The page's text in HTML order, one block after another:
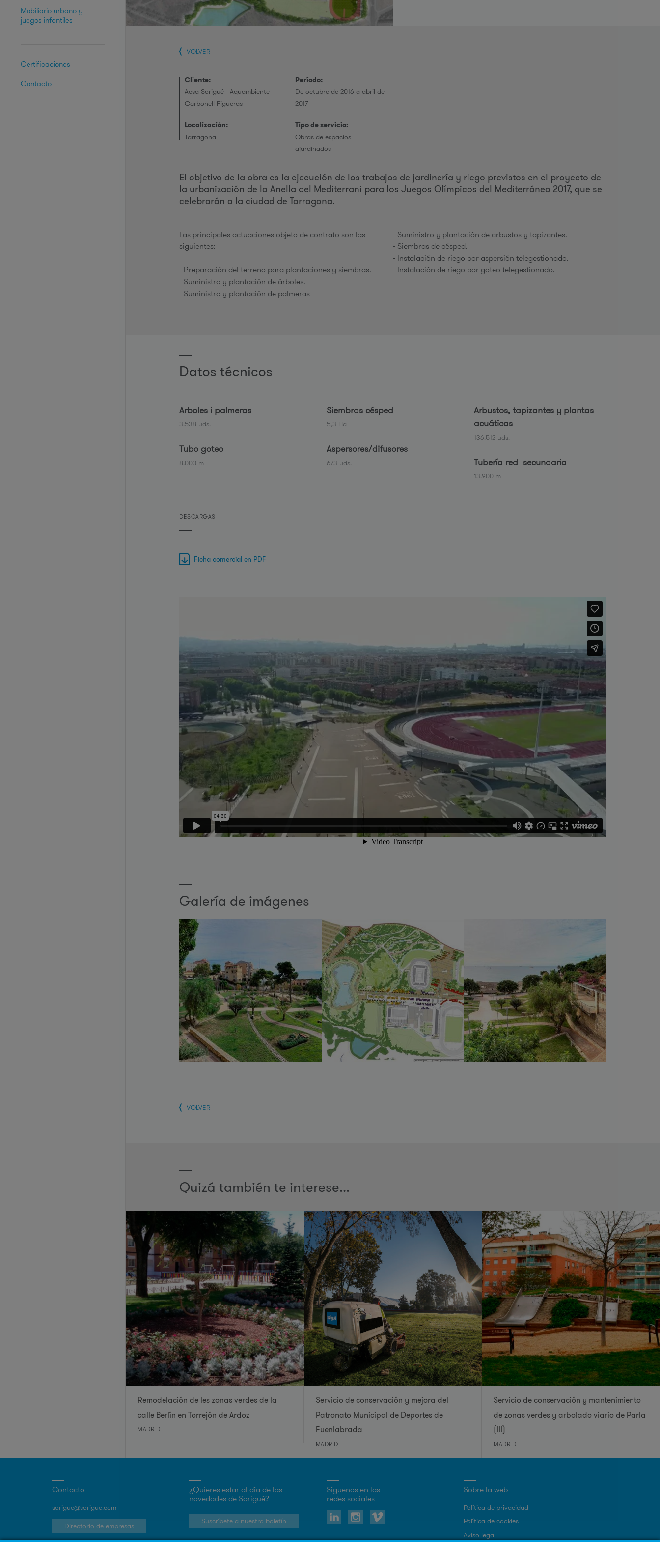
s
u
e
d
VOLVER
Cliente:
Acsa Sorigué - Aquambiente -
Carbonell Figueras
Localización:
Tarragona
Período:
De octubre de 2016 a abril de
2017
Tipo de servicio:
Obras de espacios
ajardinados
El objetivo de la obra es la ejecución de los trabajos de jardinería y riego previstos en el proyecto de
la urbanización de la Anella del Mediterrani para los Juegos Olímpicos del Mediterráneo 2017, que se
celebrarán a la ciudad de Tarragona.
Las principales actuaciones objeto de contrato son las
siguientes:
- Preparación del terreno para plantaciones y siembras.
- Suministro y plantación de árboles.
- Suministro y plantación de palmeras
- Suministro y plantación de arbustos y tapizantes.
- Siembras de césped.
- Instalación de riego por aspersión telegestionado.
- Instalación de riego por goteo telegestionado.
Datos técnicos
Arboles i palmeras
3.538 uds.
Tubo goteo
8.000 m
Siembras césped
5,3 Ha
Aspersores/difusores
673 uds.
Arbustos, tapizantes y plantas
acuáticas
136.512 uds.
Tubería red secundaria
13.900 m
DESCARGAS
Ficha comercial en PDF
Galería de imágenes
VOLVER
Quizá también te interese...
Remodelación de les zonas verdes de la
calle Berlín en Torrejón de Ardoz
MADRID
Servicio de conservación y mejora del
Patronato Municipal de Deportes de
Fuenlabrada
MADRID
Servicio de conservación y mantenimiento
de zonas verdes y arbolado viario de Parla
(III)
MADRID
Mobiliario urbano y
juegos infantiles
Certificaciones
Contacto
Contacto
sorigue@sorigue.com
Directorio de empresas
¿Quieres estar al día de las
novedades de Sorigué?
Suscríbete a nuestro boletín
Síguenos en las
redes sociales
Sobre la web
Política de privacidad
Política de cookies
Aviso legal